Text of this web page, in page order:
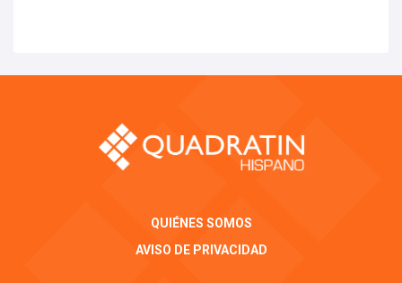
QUIÉNES SOMOS
AVISO DE PRIVACIDAD